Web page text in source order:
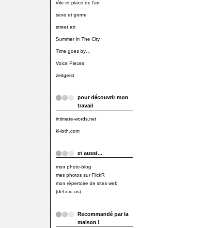
rôle et place de l'art
sexe et genre
street art
Summer In The City
Time goes by…
Voice Pieces
zeitgeist
pour découvrir mon
travail
intimate-words.net
kl-loth.com
et aussi…
mon photo-blog
mes photos sur FlickR
mon répertoire de sites web
(del.icio.us)
Recommandé par la
maison !